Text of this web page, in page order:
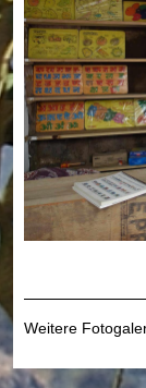
Weitere